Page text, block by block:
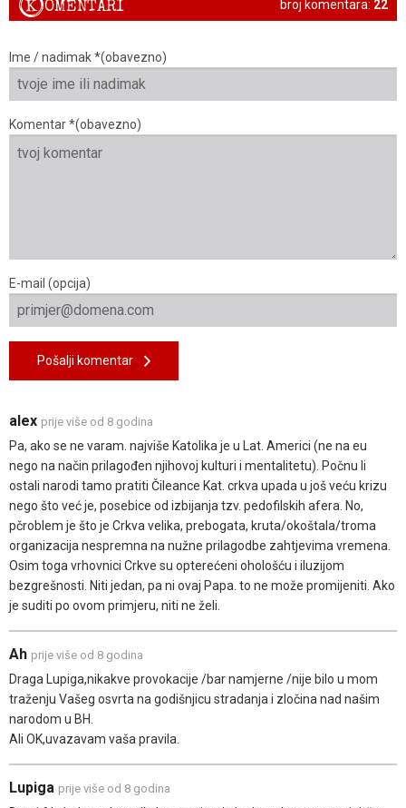
broj komentara: 22
KOMENTARI
Ime / nadimak *(obavezno)
Komentar *(obavezno)
E-mail (opcija)
Pošalji komentar
alex prije više od 8 godina
Pa, ako se ne varam. najviše Katolika je u Lat. Americi (ne na eu
nego na način prilagođen njihovoj kulturi i mentalitetu). Počnu li
ostali narodi tamo pratiti Čileance Kat. crkva upada u još veću krizu
nego što već je, posebice od izbijanja tzv. pedofilskih afera. No,
pčroblem je što je Crkva velika, prebogata, kruta/okoštala/troma
organizacija nespremna na nužne prilagodbe zahtjevima vremena.
Osim toga vrhovnici Crkve su opterećeni ohološću i iluzijom
bezgrešnosti. Niti jedan, pa ni ovaj Papa. to ne može promijeniti. Ako
je suditi po ovom primjeru, niti ne želi.
Ah prije više od 8 godina
Draga Lupiga,nikakve provokacije /bar namjerne /nije bilo u mom
traženju Vašeg osvrta na godišnjicu stradanja i zločina nad našim
narodom u BH.
Ali OK,uvazavam vaša pravila.
Lupiga prije više od 8 godina